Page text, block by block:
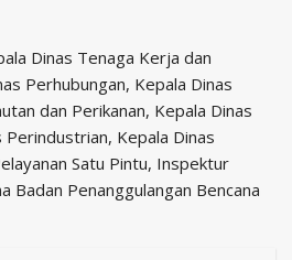
Dinas Tenaga Kerja dan
Perhubungan, Kepala Dinas
dan Perikanan, Kepala Dinas
Perindustrian, Kepala Dinas
Satu Pintu, Inspektur
Badan Penanggulangan Bencana